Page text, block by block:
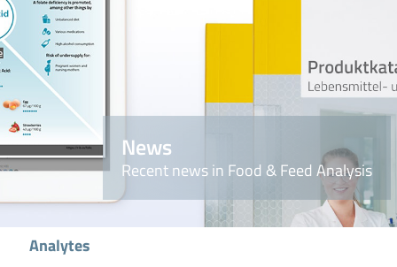
News
Recent news in Food & Feed Analysis
Analytes